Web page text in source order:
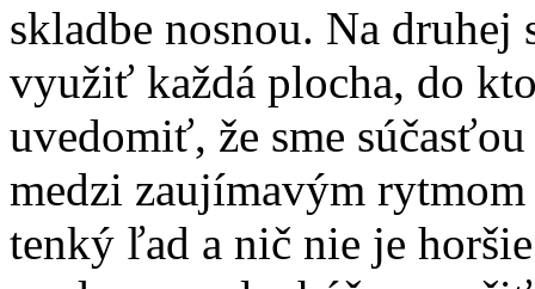
skladbe nosnou. Na druhej
využiť každá plocha, do
uvedomiť, že sme
medzi zaujímavým
tenký ľad a nič nie je